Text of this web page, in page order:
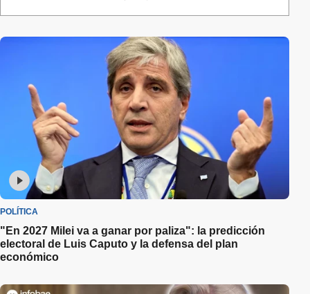
POLÍTICA
"En 2027 Milei va a ganar por paliza": la predicción
electoral de Luis Caputo y la defensa del plan
económico